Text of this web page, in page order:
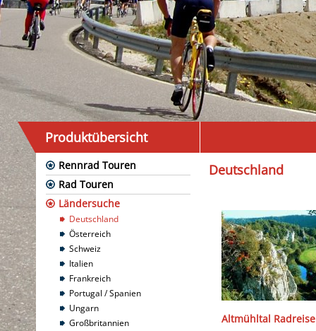
Produktübersicht
Rennrad Touren
Rad Touren
Ländersuche
Deutschland
Österreich
Schweiz
Italien
Frankreich
Portugal / Spanien
Ungarn
Großbritannien
Deutschland
Altmühltal